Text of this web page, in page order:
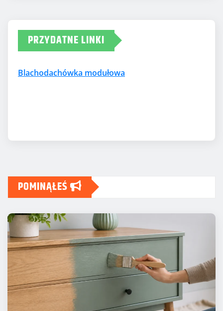
PRZYDATNE LINKI
Blachodachówka modułowa
POMINĄŁEŚ